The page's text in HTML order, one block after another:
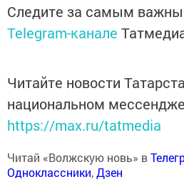
Следите за самым
Telegram-канале
Читайте новости
национальном
https://max.ru/tatmedia
Читай «Волжскую новь» в
Одноклассники,Дзен